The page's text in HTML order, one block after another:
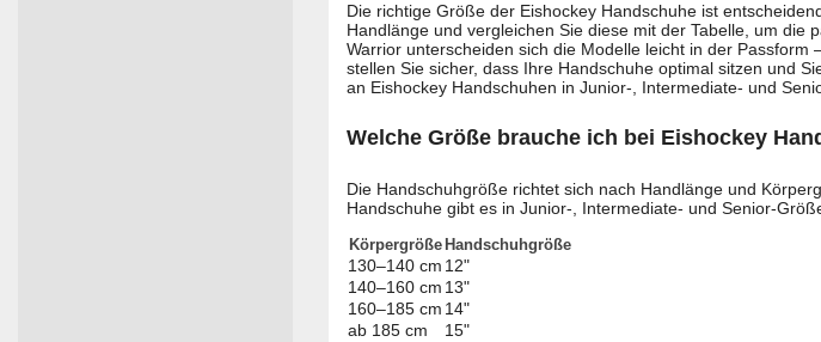
Die richtige Größe der Eishockey Handschuhe ist
Handlänge und vergleichen Sie diese mit der Tabelle, um
Warrior unterscheiden sich die Modelle leicht in der
stellen Sie sicher, dass Ihre Handschuhe optimal sitzen und
an Eishockey Handschuhen in Junior-, Intermediate- und
Welche Größe brauche ich bei Eishockey
Die Handschuhgröße richtet sich nach Handlänge und
Handschuhe gibt es in Junior-, Intermediate- und Senior-
Körpergröße Handschuhgröße
130–140 cm 12"
140–160 cm 13"
160–185 cm 14"
ab 185 cm
15"